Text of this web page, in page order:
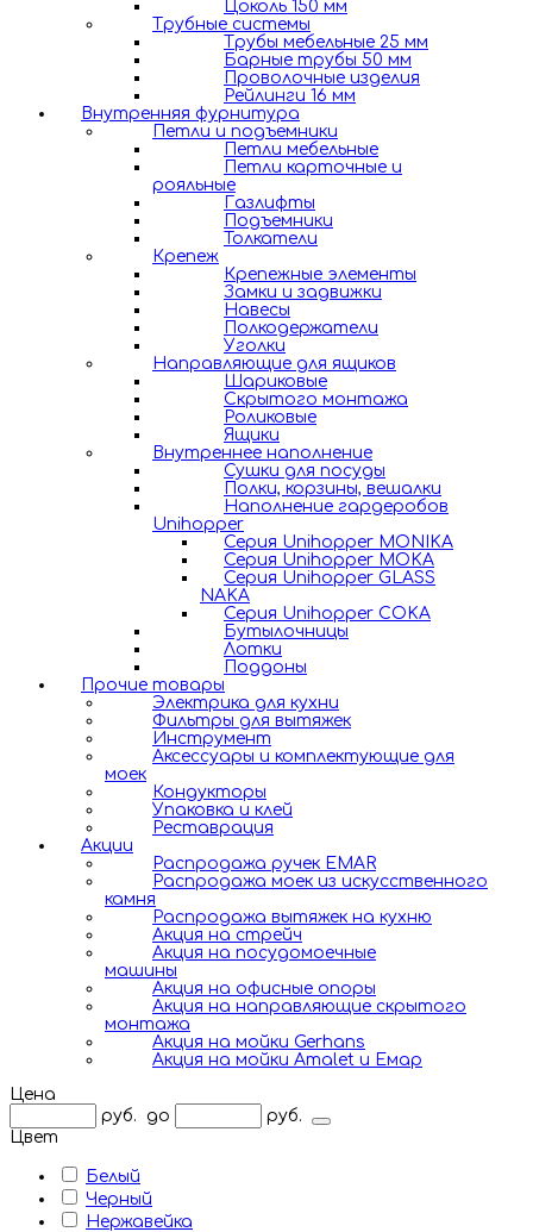
Цоколь 150 мм
Трубные системы
Трубы мебельные 25 мм
Барные трубы 50 мм
Проволочные изделия
Рейлинги 16 мм
Внутренняя фурнитура
Петли и подъемники
Петли мебельные
Петли карточные и
рояльные
Газлифты
Подъемники
Толкатели
Крепеж
Крепежные элементы
Замки и задвижки
Навесы
Полкодержатели
Уголки
Направляющие для ящиков
Шариковые
Скрытого монтажа
Роликовые
Ящики
Внутреннее наполнение
Сушки для посуды
Полки, корзины, вешалки
Наполнение гардеробов
Unihopper
Серия Unihopper MONIKA
Серия Unihopper MOKA
Серия Unihopper GLASS
NAKA
Серия Unihopper COKA
Бутылочницы
Лотки
Поддоны
Прочие товары
Электрика для кухни
Фильтры для вытяжек
Инструмент
Аксессуары и комплектующие для
моек
Кондукторы
Упаковка и клей
Реставрация
Акции
Распродажа ручек EMAR
Распродажа моек из искусственного
камня
Распродажа вытяжек на кухню
Акция на стрейч
Акция на посудомоечные
машины
Акция на офисные опоры
Акция на направляющие скрытого
монтажа
Акция на мойки Gerhans
Акция на мойки Amalet и Емар
Цена
руб.
до
руб.
Цвет
Белый
Черный
Нержавейка